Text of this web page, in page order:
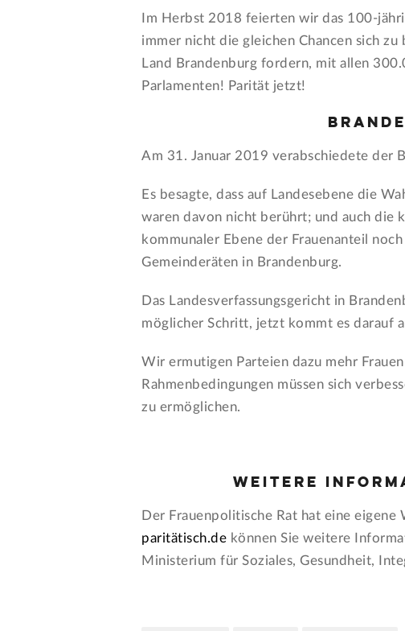
Im Herbst 2018 feierten wir das 100-
immer nicht die gleichen Chancen sich
Land Brandenburg fordern, mit allen
Parlamenten! Parität jetzt!
Am 31. Januar 2019 verabschiedete der
Es besagte, dass auf Landesebene die
waren davon nicht berührt; und auch die
kommunaler Ebene der Frauenanteil
Gemeinderäten in Brandenburg.
Das Landesverfassungsgericht in
möglicher Schritt, jetzt kommt es darauf
Wir ermutigen Parteien dazu mehr
Rahmenbedingungen müssen sich
zu ermöglichen.
Weitere
Der Frauenpolitische Rat hat eine
paritätisch.de können Sie weitere
Ministerium für Soziales, Gesundheit,